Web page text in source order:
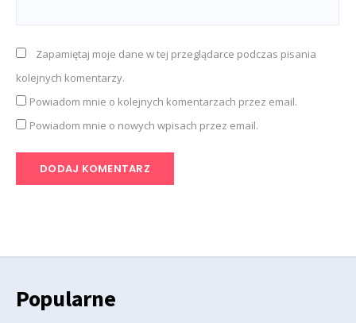
Zapamiętaj moje dane w tej przeglądarce podczas pisania
kolejnych komentarzy.
Powiadom mnie o kolejnych komentarzach przez email.
Powiadom mnie o nowych wpisach przez email.
Popularne